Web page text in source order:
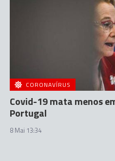
CORONAVÍRUS
Covid-19 mata menos
Portugal
8 Mai 13:34